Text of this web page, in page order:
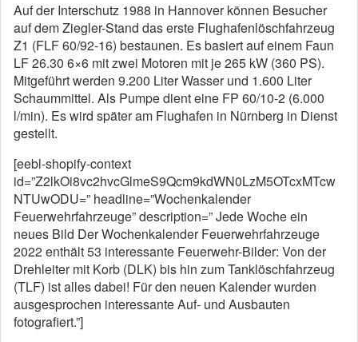
Auf der Interschutz 1988 in Hannover können Besucher
auf dem Ziegler-Stand das erste Flughafenlöschfahrzeug
Z1 (FLF 60/92-16) bestaunen. Es basiert auf einem Faun
LF 26.30 6×6 mit zwei Motoren mit je 265 kW (360 PS).
Mitgeführt werden 9.200 Liter Wasser und 1.600 Liter
Schaummittel. Als Pumpe dient eine FP 60/10-2 (6.000
l/min). Es wird später am Flughafen in Nürnberg in Dienst
gestellt.
[eebl-shopify-context
id=”Z2lkOi8vc2hvcGlmeS9Qcm9kdWN0LzM5OTcxMTcw
NTUwODU=” headline=”Wochenkalender
Feuerwehrfahrzeuge” description=” Jede Woche ein
neues Bild Der Wochenkalender Feuerwehrfahrzeuge
2022 enthält 53 interessante Feuerwehr-Bilder: Von der
Drehleiter mit Korb (DLK) bis hin zum Tanklöschfahrzeug
(TLF) ist alles dabei! Für den neuen Kalender wurden
ausgesprochen interessante Auf- und Ausbauten
fotografiert.”]